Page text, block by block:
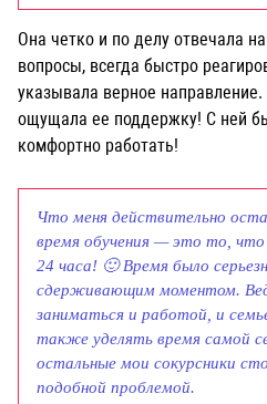
Она четко и по делу отвечала
вопросы, всегда быстро
указывала верное направление.
ощущала ее поддержку! С ней
комфортно работать!
Что меня действительно
время обучения — это то, что
24 часа! 🙂 Время было
сдерживающим моментом.
заниматься и работой, и
также уделять время самой
остальные мои сокурсники
подобной проблемой.